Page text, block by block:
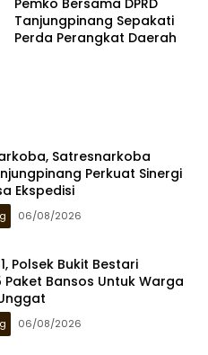
Pemko Bersama DPRD
Tanjungpinang Sepakati
Perda Perangkat Daerah
Satresnarkoba
Perkuat Sinergi
Ekspedisi
06/08/2026
Polsek Bukit Bestari
Paket Bansos Untuk Warga
06/08/2026